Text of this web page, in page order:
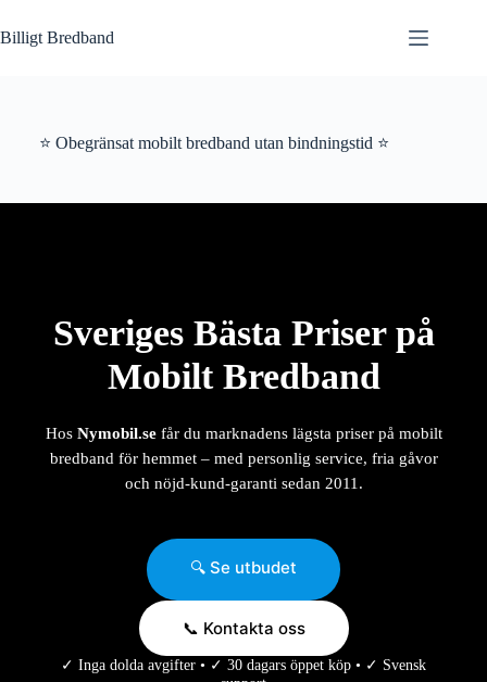
till
innehåll
Billigt Bredband
⭐ Obegränsat mobilt bredband utan bindningstid ⭐
Sveriges Bästa Priser på
Mobilt Bredband
Hos Nymobil.sefår du marknadens lägsta priser på mobilt
bredband för hemmet – med personlig service, fria gåvor
och nöjd-kund-garanti sedan 2011.
🔍 Se utbudet
📞 Kontakta oss
✓ Inga dolda avgifter • ✓ 30 dagars öppet köp • ✓ Svensk